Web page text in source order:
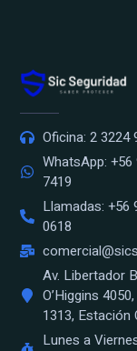
Oficina: 2 3224
WhatsApp: +56
7419
Llamadas: +56
0618
Av. Libertador
O’Higgins
1313, Estación
Lunes a